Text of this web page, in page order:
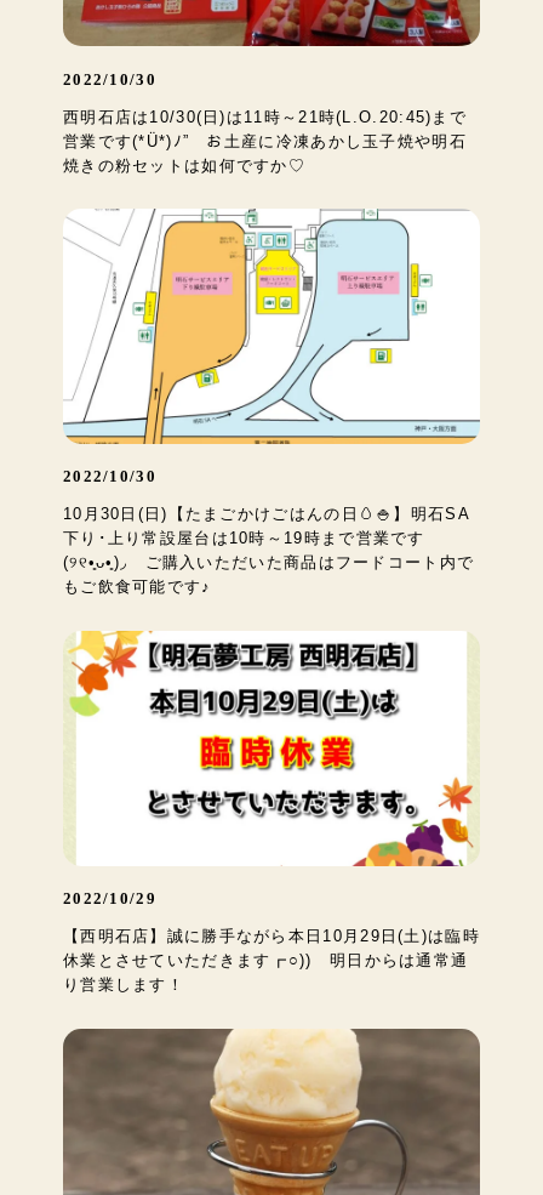
2022/10/30
西明石店は10/30(日)は11時～21時(L.O.20:45)まで
営業です(*Ü*)ﾉ” お土産に冷凍あかし玉子焼や明石
焼きの粉セットは如何ですか♡
2022/10/30
10月30日(日)【たまごかけごはんの日🥚🍚】明石SA
下り･上り常設屋台は10時～19時まで営業です‎
(୨୧•͈ᴗ•͈)◞ ご購入いただいた商品はフードコート内で
もご飲食可能です♪
2022/10/29
【西明石店】誠に勝手ながら本日10月29日(土)は臨時
休業とさせていただきます┏○)) 明日からは通常通
り営業します！